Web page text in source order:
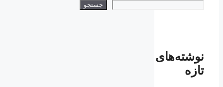
جستجو
نوشته‌های
تازه